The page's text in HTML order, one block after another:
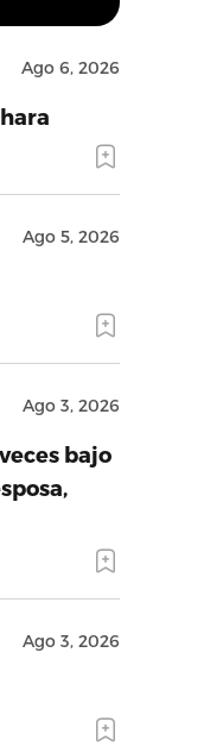
Ago 6, 2026
Ago 5, 2026
Ago 3, 2026
bajo
Ago 3, 2026